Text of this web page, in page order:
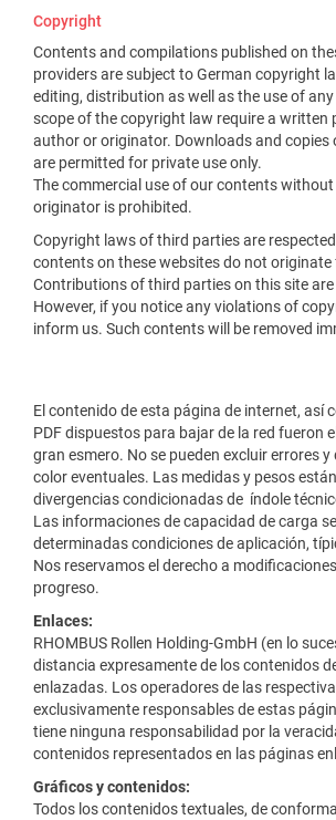
Copyright
Contents and compilations published on
providers are subject to German copyright
editing, distribution as well as the use of
scope of the copyright law require a written
author or originator. Downloads and copies
are permitted for private use only.
The commercial use of our contents
originator is prohibited.
Copyright laws of third parties are
contents on these websites do not originate
Contributions of third parties on this site
However, if you notice any violations of
inform us. Such contents will be removed
El contenido de esta página de internet, así
PDF dispuestos para bajar de la red fueron
gran esmero. No se pueden excluir errores y
color eventuales. Las medidas y pesos
divergencias condicionadas de índole
Las informaciones de capacidad de carga
determinadas condiciones de aplicación,
Nos reservamos el derecho a
progreso.
Enlaces:
RHOMBUS Rollen Holding-GmbH (en lo
distancia expresamente de los contenidos
enlazadas. Los operadores de las
exclusivamente responsables de estas
tiene ninguna responsabilidad por la
contenidos representados en las páginas
Gráficos y contenidos:
Todos los contenidos textuales, de